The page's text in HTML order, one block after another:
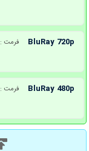
BluRay 720p فرمت :
BluRay 480p فرمت :